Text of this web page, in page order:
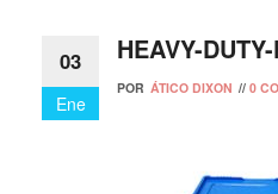
03
Ene
HEAVY-
POR ÁTICO DIXON // 0